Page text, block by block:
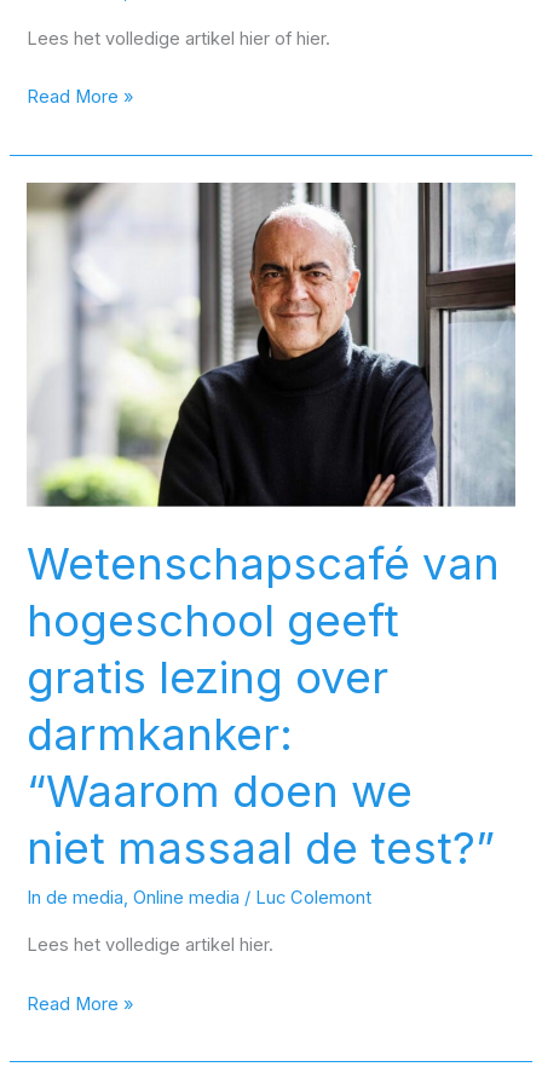
Lees het volledige artikel hier of hier.
Read More »
Wetenschapscafé van
hogeschool geeft
gratis lezing over
darmkanker:
“Waarom doen we
niet massaal de test?”
In de media,Online media / Luc Colemont
Lees het volledige artikel hier.
Wetenschapscafé
darmkanker:
“Waarom doen
niet massaal de
Read More »